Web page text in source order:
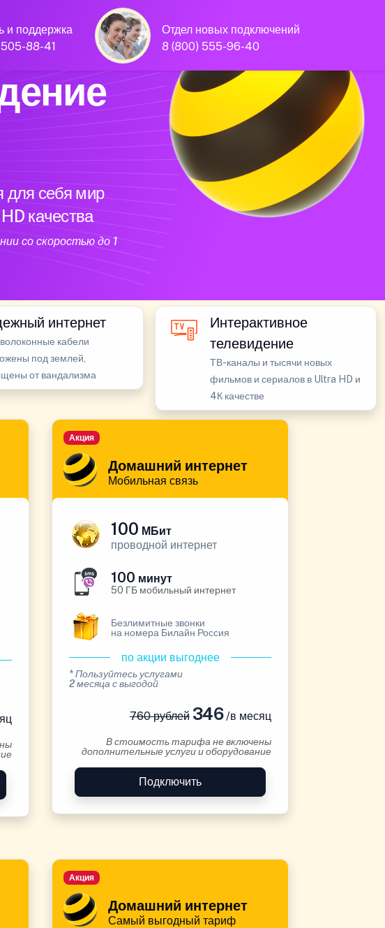
и поддержка
88-41
Отдел новых подключений
8 (800) 555-96-40
для себя мир
качества
со скоростью до 1
интернет
кабели
под землей,
от вандализма
Интерактивное
телевидение
ТВ-каналы и тысячи новых
фильмов и сериалов в Ultra HD и
4К качестве
Домашний интернет
Мобильная связь
Акция
100 МБит
проводной интернет
100 минут
50 ГБ мобильный интернет
Безлимитные звонки
на номера Билайн Россия
по акции выгоднее
* Пользуйтесь услугами
2 месяца с выгодой
760 рублей346/в месяц
В стоимость тарифа не включены
дополнительные услуги и оборудование
Подключить
Домашний интернет
Самый выгодный тариф
Акция